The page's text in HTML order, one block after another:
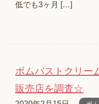
低でも3ヶ月 […]
ボムバストクリー
販売店を調査☆